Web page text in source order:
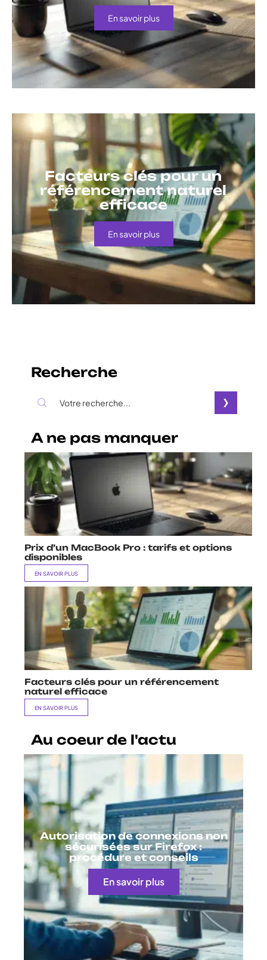
En savoir plus
Facteurs clés pour un
référencement naturel
efficace
En savoir plus
Recherche
A ne pas manquer
Prix d’un MacBook Pro : tarifs et options
disponibles
EN SAVOIR PLUS
Facteurs clés pour un référencement
naturel efficace
EN SAVOIR PLUS
Au coeur de l'actu
Autorisation de connexions non
sécurisées sur Firefox :
procédure et conseils
En savoir plus